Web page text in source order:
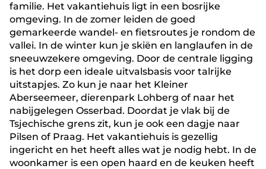
familie. Het vakantiehuis ligt in een bosrijke
omgeving. In de zomer leiden de goed
gemarkeerde wandel- en fietsroutes je rondom de
vallei. In de winter kun je skiën en langlaufen in de
sneeuwzekere omgeving. Door de centrale ligging
is het dorp een ideale uitvalsbasis voor talrijke
uitstapjes. Zo kun je naar het Kleiner
Aberseemeer, dierenpark Lohberg of naar het
nabijgelegen Osserbad. Doordat je vlak bij de
Tsjechische grens zit, kun je ook een dagje naar
Pilsen of Praag. Het vakantiehuis is gezellig
ingericht en het heeft alles wat je nodig hebt. In de
woonkamer is een open haard en de keuken heeft